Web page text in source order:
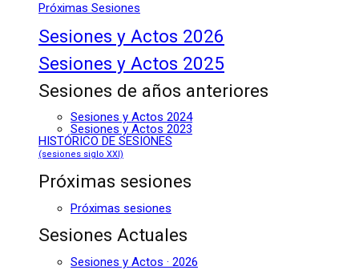
Próximas Sesiones
Sesiones y Actos 2026
Sesiones y Actos 2025
Sesiones de años anteriores
Sesiones y Actos 2024
Sesiones y Actos 2023
HISTÓRICO DE SESIONES
(sesiones siglo XXI)
Próximas sesiones
Próximas sesiones
Sesiones Actuales
Sesiones y Actos · 2026